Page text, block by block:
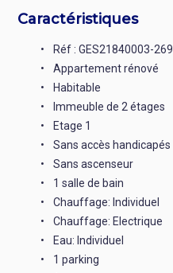
Caractéristiques
Réf : GES21840003-269
Appartement rénové
Habitable
Immeuble de 2 étages
Etage 1
Sans accès handicapés
Sans ascenseur
1 salle de bain
Chauffage: Individuel
Chauffage: Electrique
Eau: Individuel
1 parking